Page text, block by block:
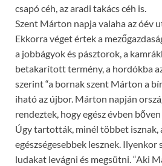
csapó céh, az aradi takács céh is.
Szent Márton napja valaha az óév
Ekkorra véget értek a
a jobbágyok és pásztorok, a
betakarított termény, a hordókba
szerint “a bornak szent Márton a
iható az újbor. Márton napján
rendeztek, hogy egész évben
Úgy tartották, minél többet isznak,
egészségesebbek lesznek. Ilyenkor
ludakat levágni és megsütni. “Aki